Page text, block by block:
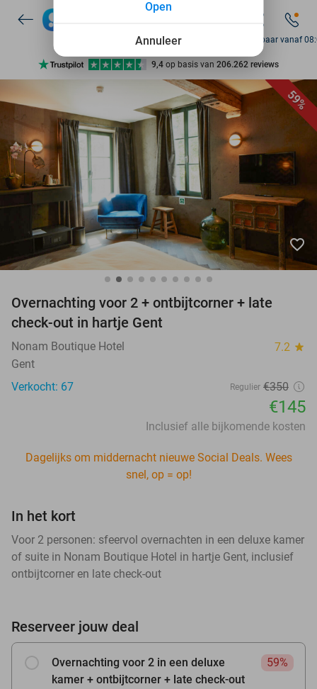
7 dagen per week beschikbaar
10+ miljoen leden
9,4 op basis van 206.262 reviews
Ontdek 15.000+ deals
7 dagen per week beschikbaar
10+ miljoen leden
Bereikbaar vanaf
59%
favorite_border
Overnachting voor 2 + ontbijtcorner + late
check-out in hartje Gent
Nonam Boutique Hotel 7.2 star
Gent
Verkocht: 67
Regulier €350
€145
Inclusief alle bijkomende kosten
Dagelijks om middernacht nieuwe Social Deals. Wees
snel, op = op!
In het kort
Voor 2 personen: sfeervol overnachten in een deluxe kamer
of suite in Nonam Boutique Hotel in hartje Gent, inclusief
ontbijtcorner en late check-out
Reserveer jouw deal
Overnachting voor 2 in een deluxe
kamer + ontbijtcorner + late check-out
59%
Annuleer
Open